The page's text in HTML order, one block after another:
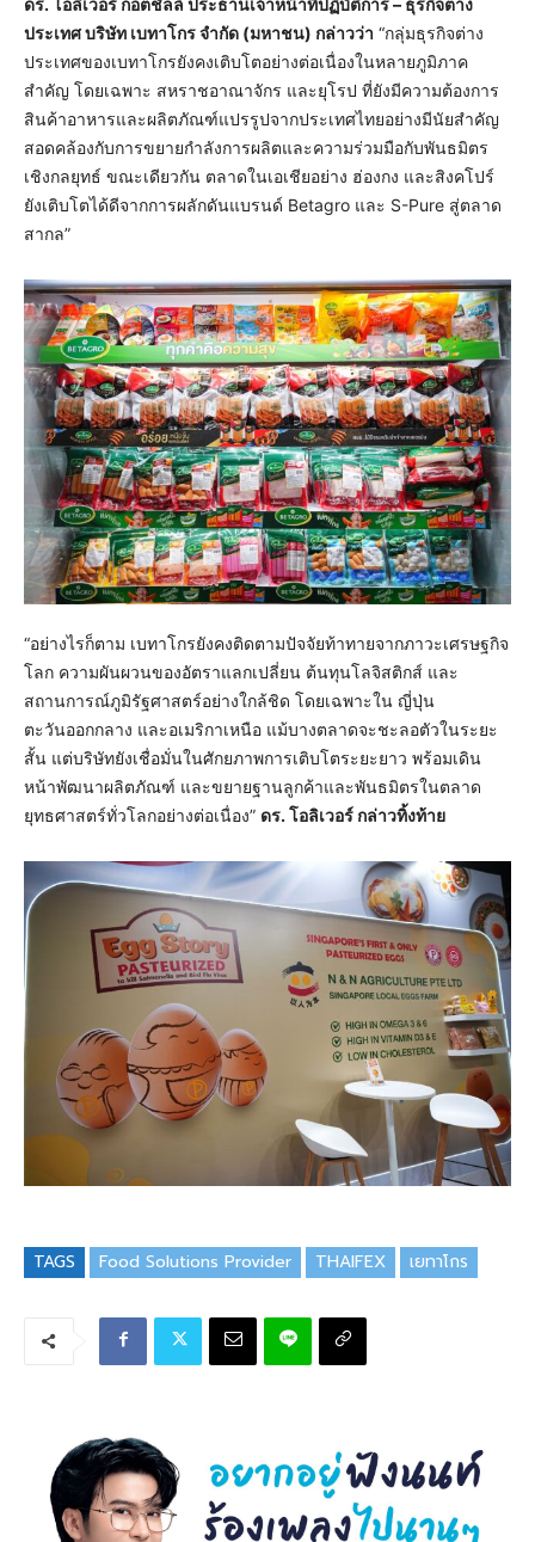
ดร. โอลิเวอร์ ก็อตชัลล์ ประธานเจ้าหน้าที่ปฏิบัติการ – ธุรกิจต่าง
ประเทศ บริษัท เบทาโกร จำกัด (มหาชน) กล่าวว่า “กลุ่มธุรกิจต่าง
ประเทศของเบทาโกรยังคงเติบโตอย่างต่อเนื่องในหลายภูมิภาค
สำคัญ โดยเฉพาะ สหราชอาณาจักร และยุโรป ที่ยังมีความต้องการ
สินค้าอาหารและผลิตภัณฑ์แปรรูปจากประเทศไทยอย่างมีนัยสำคัญ
สอดคล้องกับการขยายกำลังการผลิตและความร่วมมือกับพันธมิตร
เชิงกลยุทธ์ ขณะเดียวกัน ตลาดในเอเชียอย่าง ฮ่องกง และสิงคโปร์
ยังเติบโตได้ดีจากการผลักดันแบรนด์ Betagro และ S-Pure สู่ตลาด
สากล”
“อย่างไรก็ตาม เบทาโกรยังคงติดตามปัจจัยท้าทายจากภาวะเศรษฐกิจ
โลก ความผันผวนของอัตราแลกเปลี่ยน ต้นทุนโลจิสติกส์ และ
สถานการณ์ภูมิรัฐศาสตร์อย่างใกล้ชิด โดยเฉพาะใน ญี่ปุ่น
ตะวันออกกลาง และอเมริกาเหนือ แม้บางตลาดจะชะลอตัวในระยะ
สั้น แต่บริษัทยังเชื่อมั่นในศักยภาพการเติบโตระยะยาว พร้อมเดิน
หน้าพัฒนาผลิตภัณฑ์ และขยายฐานลูกค้าและพันธมิตรในตลาด
ยุทธศาสตร์ทั่วโลกอย่างต่อเนื่อง” ดร. โอลิเวอร์ กล่าวทิ้งท้าย
TAGS Food Solutions Provider THAIFEX เยทาโกร